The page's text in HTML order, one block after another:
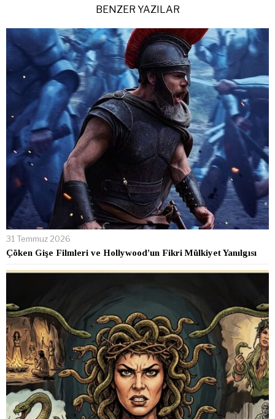
BENZER YAZILAR
31 Temmuz 2026
Çöken Gişe Filmleri ve Hollywood’un Fikri Mülkiyet Yanılgısı